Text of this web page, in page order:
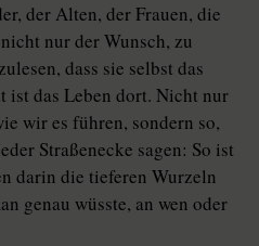
der Alten, der Frauen, die
nur der Wunsch, zu
dass sie selbst das
ist das Leben dort. Nicht nur
wir es führen, sondern so,
Straßenecke sagen: So ist
darin die tieferen Wurzeln
genau wüsste, an wen oder